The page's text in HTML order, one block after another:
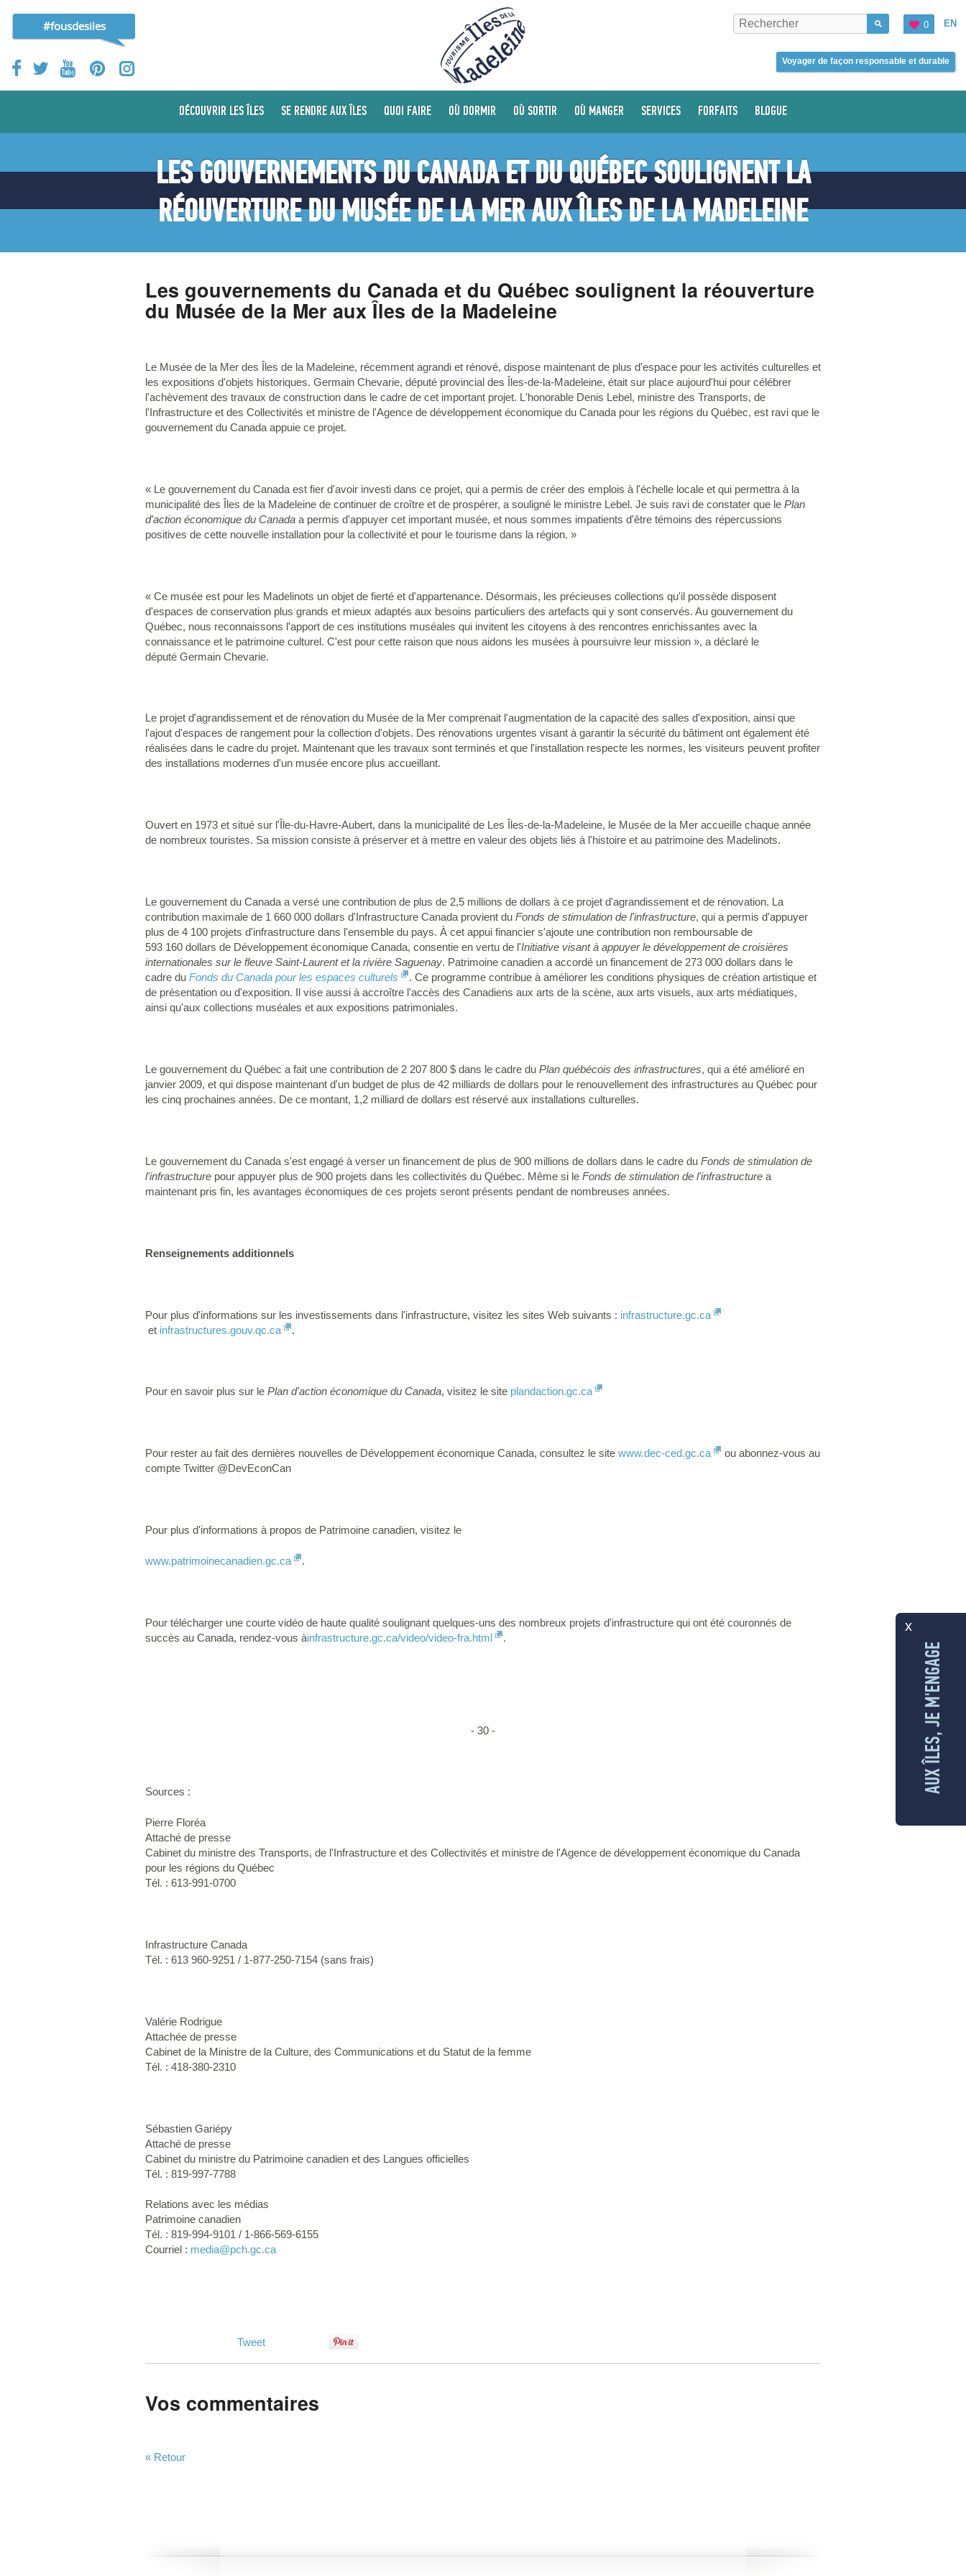
#fousdesiles EN
0
Voyager de façon responsable et durable
DÉCOUVRIR LES ÎLES SE RENDRE AUX ÎLES QUOI FAIRE OÙ DORMIR OÙ SORTIR OÙ MANGER SERVICES FORFAITS BLOGUE
LES GOUVERNEMENTS DU CANADA ET DU QUÉBEC SOULIGNENT LA
RÉOUVERTURE DU MUSÉE DE LA MER AUX ÎLES DE LA MADELEINE
Les gouvernements du Canada et du Québec soulignent la réouverture
du Musée de la Mer aux Îles de la Madeleine
Le Musée de la Mer des Îles de la Madeleine, récemment agrandi et rénové, dispose maintenant de plus d'espace pour les activités culturelles et
les expositions d'objets historiques. Germain Chevarie, député provincial des Îles-de-la-Madeleine, était sur place aujourd'hui pour célébrer
l'achèvement des travaux de construction dans le cadre de cet important projet. L'honorable Denis Lebel, ministre des Transports, de
l'Infrastructure et des Collectivités et ministre de l'Agence de développement économique du Canada pour les régions du Québec, est ravi que le
gouvernement du Canada appuie ce projet.
« Le gouvernement du Canada est fier d'avoir investi dans ce projet, qui a permis de créer des emplois à l'échelle locale et qui permettra à la
municipalité des Îles de la Madeleine de continuer de croître et de prospérer, a souligné le ministre Lebel. Je suis ravi de constater que le Plan
d'action économique du Canada a permis d'appuyer cet important musée, et nous sommes impatients d'être témoins des répercussions
positives de cette nouvelle installation pour la collectivité et pour le tourisme dans la région. »
« Ce musée est pour les Madelinots un objet de fierté et d'appartenance. Désormais, les précieuses collections qu'il possède disposent
d'espaces de conservation plus grands et mieux adaptés aux besoins particuliers des artefacts qui y sont conservés. Au gouvernement du
Québec, nous reconnaissons l'apport de ces institutions muséales qui invitent les citoyens à des rencontres enrichissantes avec la
connaissance et le patrimoine culturel. C'est pour cette raison que nous aidons les musées à poursuivre leur mission », a déclaré le
député Germain Chevarie.
Le projet d'agrandissement et de rénovation du Musée de la Mer comprenait l'augmentation de la capacité des salles d'exposition, ainsi que
l'ajout d'espaces de rangement pour la collection d'objets. Des rénovations urgentes visant à garantir la sécurité du bâtiment ont également été
réalisées dans le cadre du projet. Maintenant que les travaux sont terminés et que l'installation respecte les normes, les visiteurs peuvent profiter
des installations modernes d'un musée encore plus accueillant.
Ouvert en 1973 et situé sur l'Île-du-Havre-Aubert, dans la municipalité de Les Îles-de-la-Madeleine, le Musée de la Mer accueille chaque année
de nombreux touristes. Sa mission consiste à préserver et à mettre en valeur des objets liés à l'histoire et au patrimoine des Madelinots.
Le gouvernement du Canada a versé une contribution de plus de 2,5 millions de dollars à ce projet d'agrandissement et de rénovation. La
contribution maximale de 1 660 000 dollars d'Infrastructure Canada provient du Fonds de stimulation de l'infrastructure, qui a permis d'appuyer
plus de 4 100 projets d'infrastructure dans l'ensemble du pays. À cet appui financier s'ajoute une contribution non remboursable de
593 160 dollars de Développement économique Canada, consentie en vertu de l'Initiative visant à appuyer le développement de croisières
internationales sur le fleuve Saint-Laurent et la rivière Saguenay. Patrimoine canadien a accordé un financement de 273 000 dollars dans le
cadre du Fonds du Canada pour les espaces culturels
. Ce programme contribue à améliorer les conditions physiques de création artistique et
de présentation ou d'exposition. Il vise aussi à accroître l'accès des Canadiens aux arts de la scène, aux arts visuels, aux arts médiatiques,
ainsi qu'aux collections muséales et aux expositions patrimoniales.
Le gouvernement du Québec a fait une contribution de 2 207 800 $ dans le cadre du Plan québécois des infrastructures, qui a été amélioré en
janvier 2009, et qui dispose maintenant d'un budget de plus de 42 milliards de dollars pour le renouvellement des infrastructures au Québec pour
les cinq prochaines années. De ce montant, 1,2 milliard de dollars est réservé aux installations culturelles.
Le gouvernement du Canada s'est engagé à verser un financement de plus de 900 millions de dollars dans le cadre du Fonds de stimulation de
l'infrastructure pour appuyer plus de 900 projets dans les collectivités du Québec. Même si le Fonds de stimulation de l'infrastructure a
maintenant pris fin, les avantages économiques de ces projets seront présents pendant de nombreuses années.
Renseignements additionnels
Pour plus d'informations sur les investissements dans l'infrastructure, visitez les sites Web suivants : infrastructure.gc.ca
et infrastructures.gouv.qc.ca .
Pour en savoir plus sur le Plan d'action économique du Canada, visitez le site plandaction.gc.ca
Pour rester au fait des dernières nouvelles de Développement économique Canada, consultez le site www.dec-ced.gc.ca
ou abonnez-vous au
compte Twitter @DevEconCan
Pour plus d'informations à propos de Patrimoine canadien, visitez le
www.patrimoinecanadien.gc.ca .
Pour télécharger une courte vidéo de haute qualité soulignant quelques-uns des nombreux projets d'infrastructure qui ont été couronnés de
succès au Canada, rendez-vous àinfrastructure.gc.ca/video/video-fra.html .
- 30 -
Sources :
Pierre Floréa
Attaché de presse
Cabinet du ministre des Transports, de l'Infrastructure et des Collectivités et ministre de l'Agence de développement économique du Canada
pour les régions du Québec
Tél. : 613-991-0700
Infrastructure Canada
Tél. : 613 960-9251 / 1-877-250-7154 (sans frais)
Valérie Rodrigue
Attachée de presse
Cabinet de la Ministre de la Culture, des Communications et du Statut de la femme
Tél. : 418-380-2310
Sébastien Gariépy
Attaché de presse
Cabinet du ministre du Patrimoine canadien et des Langues officielles
Tél. : 819-997-7788
Relations avec les médias
Patrimoine canadien
Tél. : 819-994-9101 / 1-866-569-6155
Courriel : media@pch.gc.ca
Tweet
Vos commentaires
« Retour
x
AUX ÎLES, JE M'ENGAGE